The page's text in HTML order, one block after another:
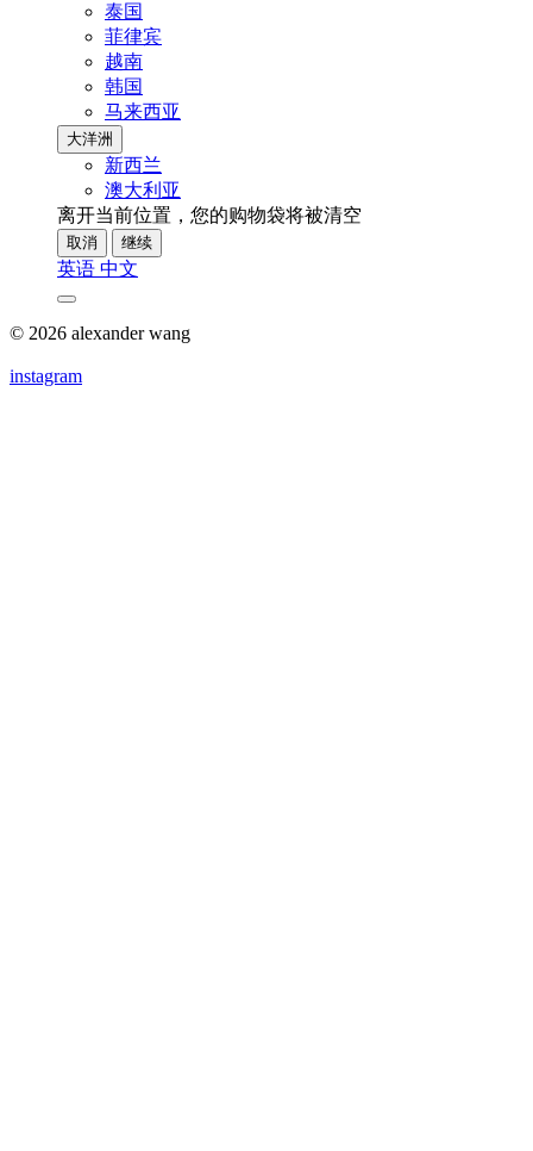
泰国
菲律宾
越南
韩国
马来西亚
大洋洲
新西兰
澳大利亚
离开当前位置，您的购物袋将被清空
取消 继续
英语 中文
© 2026 alexander wang
instagram